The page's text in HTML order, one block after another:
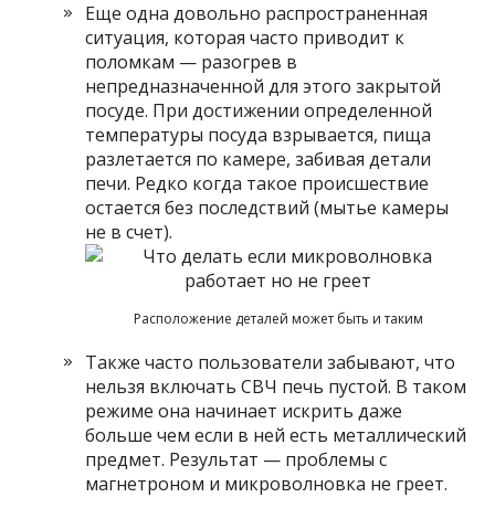
Еще одна довольно распространенная
ситуация, которая часто приводит к
поломкам — разогрев в
непредназначенной для этого закрытой
посуде. При достижении определенной
температуры посуда взрывается, пища
разлетается по камере, забивая детали
печи. Редко когда такое происшествие
остается без последствий (мытье камеры
не в счет).
Расположение деталей может быть и таким
Также часто пользователи забывают, что
нельзя включать СВЧ печь пустой. В таком
режиме она начинает искрить даже
больше чем если в ней есть металлический
предмет. Результат — проблемы с
магнетроном и микроволновка не греет.